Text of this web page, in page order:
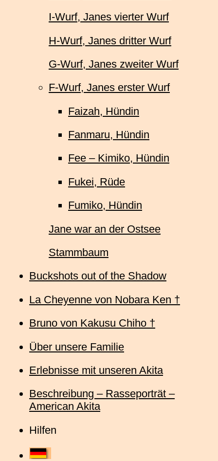
I-Wurf, Janes vierter Wurf
H-Wurf, Janes dritter Wurf
G-Wurf, Janes zweiter Wurf
F-Wurf, Janes erster Wurf
Faizah, Hündin
Fanmaru, Hündin
Fee – Kimiko, Hündin
Fukei, Rüde
Fumiko, Hündin
Jane war an der Ostsee
Stammbaum
Buckshots out of the Shadow
La Cheyenne von Nobara Ken †
Bruno von Kakusu Chiho †
Über unsere Familie
Erlebnisse mit unseren Akita
Beschreibung – Rasseporträt –
American Akita
Hilfen